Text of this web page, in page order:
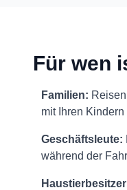
Für wen
Familien:
mit Ihren
Geschäftsleute:
während der